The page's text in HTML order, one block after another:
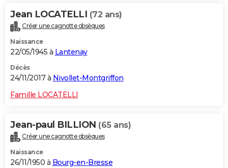
Jean LOCATELLI (72 ans)
Créer une cagnotte obsèques
Naissance
22/05/1945 à Lantenay
Décès
24/11/2017 à Nivollet-Montgriffon
Famille LOCATELLI
Jean-paul BILLION (65 ans)
Créer une cagnotte obsèques
Naissance
26/11/1950 à Bourg-en-Bresse